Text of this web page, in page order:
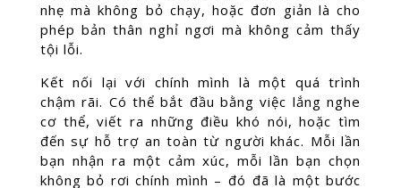
nhẹ mà không bỏ chạy, hoặc đơn giản là cho
phép bản thân nghỉ ngơi mà không cảm thấy
tội lỗi.
Kết nối lại với chính mình là một quá trình
chậm rãi. Có thể bắt đầu bằng việc lắng nghe
cơ thể, viết ra những điều khó nói, hoặc tìm
đến sự hỗ trợ an toàn từ người khác. Mỗi lần
bạn nhận ra một cảm xúc, mỗi lần bạn chọn
không bỏ rơi chính mình – đó đã là một bước